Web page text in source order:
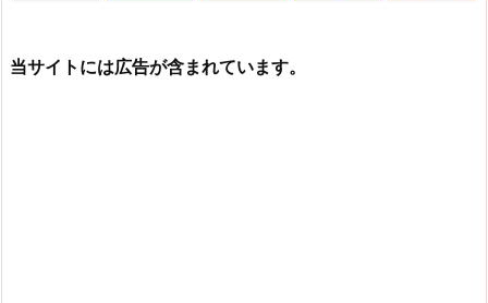
当サイトには広告が含まれています。